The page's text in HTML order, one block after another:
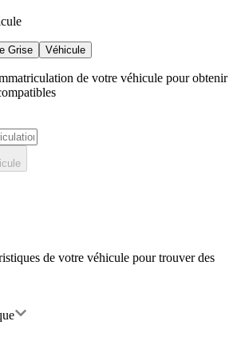
Grise Véhicule
de votre véhicule pour obtenir
de votre véhicule pour trouver des